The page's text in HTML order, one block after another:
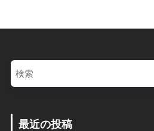
最近の投稿